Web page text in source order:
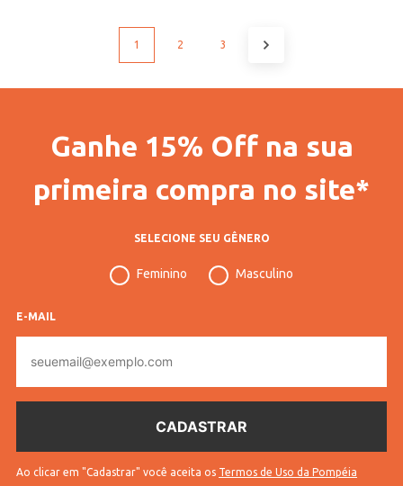
1 2 3
Ganhe 15% Off na sua
primeira compra no site*
SELECIONE SEU GÊNERO
Feminino Masculino
E-MAIL
mail
Ao clicar em "Cadastrar" você aceita os Termos de Uso da Pompéia